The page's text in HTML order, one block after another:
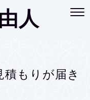
人
積もりが届き